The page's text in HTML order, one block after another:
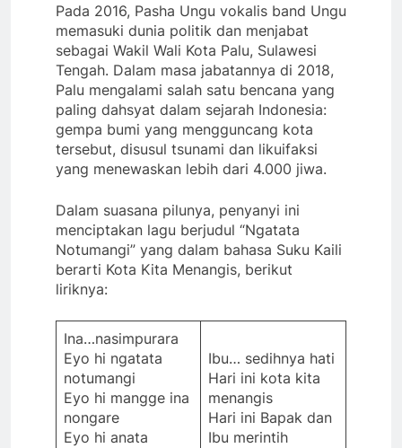
Pada 2016, Pasha Ungu vokalis band Ungu
memasuki dunia politik dan menjabat
sebagai Wakil Wali Kota Palu, Sulawesi
Tengah. Dalam masa jabatannya di 2018,
Palu mengalami salah satu bencana yang
paling dahsyat dalam sejarah Indonesia:
gempa bumi yang mengguncang kota
tersebut, disusul tsunami dan likuifaksi
yang menewaskan lebih dari 4.000 jiwa.
Dalam suasana pilunya, penyanyi ini
menciptakan lagu berjudul “Ngatata
Notumangi” yang dalam bahasa Suku Kaili
berarti Kota Kita Menangis, berikut
liriknya:
Ina…nasimpurara
Eyo hi ngatata
notumangi
Eyo hi mangge ina
nongare
Eyo hi anata
Ibu… sedihnya hati
Hari ini kota kita
menangis
Hari ini Bapak dan
Ibu merintih